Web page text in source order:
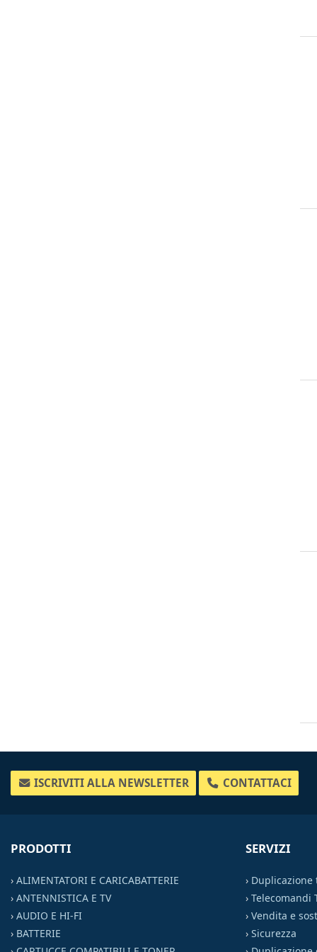
ISCRIVITI ALLA NEWSLETTER CONTATTACI
PRODOTTI
› ALIMENTATORI E CARICABATTERIE
› ANTENNISTICA E TV
› AUDIO E HI-FI
› BATTERIE
SERVIZI
› Duplicazione
›Telecomandi
›Vendita e
›Sicurezza